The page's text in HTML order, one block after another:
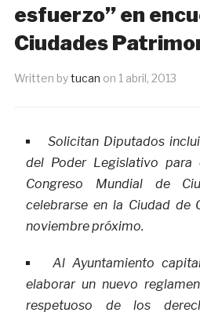
esfuerzo” en
Ciudades
Written bytucan on 1 abril, 2013
Solicitan Diputados
del Poder Legislativo
Congreso Mundial de
celebrarse en la Ciudad de
noviembre próximo.
Al Ayuntamiento
elaborar un nuevo
respetuoso de los